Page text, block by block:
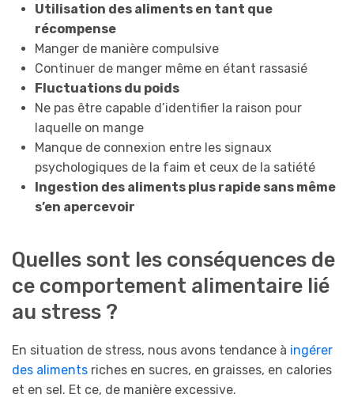
Utilisation des aliments en tant que
récompense
Manger de manière compulsive
Continuer de manger même en étant rassasié
Fluctuations du poids
Ne pas être capable d’identifier la raison pour
laquelle on mange
Manque de connexion entre les signaux
psychologiques de la faim et ceux de la satiété
Ingestion des aliments plus rapide sans même
s’en apercevoir
Quelles sont les conséquences de
ce comportement alimentaire lié
au stress ?
En situation de stress, nous avons tendance à ingérer
des aliments riches en sucres, en graisses, en calories
et en sel. Et ce, de manière excessive.